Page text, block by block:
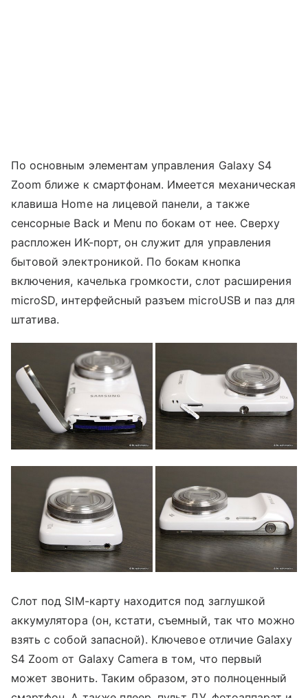
По основным элементам управления Galaxy S4
Zoom ближе к смартфонам. Имеется механическая
клавиша Home на лицевой панели, а также
сенсорные Back и Menu по бокам от нее. Сверху
распложен ИК-порт, он служит для управления
бытовой электроникой. По бокам кнопка
включения, качелька громкости, слот расширения
microSD, интерфейсный разъем microUSB и паз для
штатива.
Слот под SIM-карту находится под заглушкой
аккумулятора (он, кстати, съемный, так что можно
взять с собой запасной). Ключевое отличие Galaxy
S4 Zoom от Galaxy Camera в том, что первый
может звонить. Таким образом, это полноценный